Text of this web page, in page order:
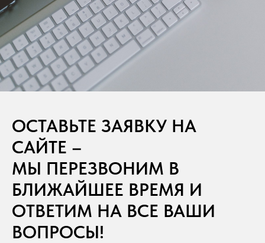
ОСТАВЬТЕ ЗАЯВКУ НА
САЙТЕ –
МЫ ПЕРЕЗВОНИМ В
БЛИЖАЙШЕЕ ВРЕМЯ И
ОТВЕТИМ НА ВСЕ ВАШИ
ВОПРОСЫ!